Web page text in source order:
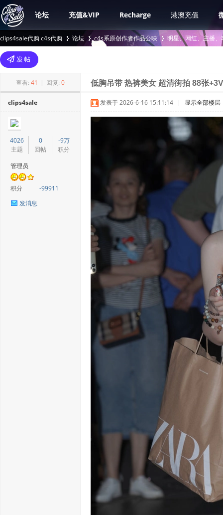
论坛 充值&VIP Recharge 港澳充值
clips4sale代购 c4s代购
>
论坛 c4s系原创作者作品公映
›
明星、网红、主播
查看: 41 | 回复: 0 低胸吊带 热裤美女 超清街拍 88张+3V
clips4sale
4026
主题
0
回帖
-9万
积分
管理员
积分
-99911
发消息
发表于 2026-6-16 15:11:14 | 显示全部楼层